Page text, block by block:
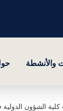
والأنشطة
الشؤون